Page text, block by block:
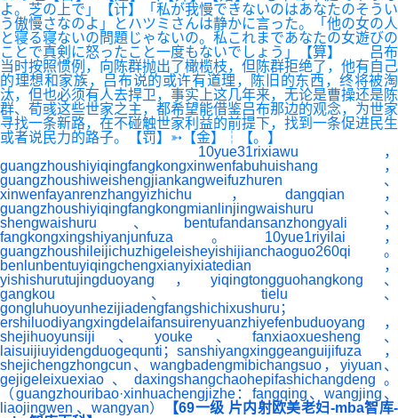
よ。芝の上で」【计】「私が我慢できないのはあなたのそうい
う傲慢さなのよ」とハツミさんは静かに言った。「他の女の人
と寝る寝ないの問題じゃないの。私これまであなたの女遊びの
ことで真剣に怒ったこと一度もないでしょう」【算】 吕布
当时按照惯例，向陈群抛出了橄榄枝，但陈群拒绝了，他有自己
的理想和家族，吕布说的或许有道理，陈旧的东西，终将被淘
汰，但也必须有人去捍卫，事实上这几年来，无论是曹操还是陈
群、荀彧这些世家之主，都希望能借鉴吕布那边的观念，为世家
寻找一条新路，在不碰触世家利益的前提下，找到一条促进民生
或者说民力的路子。【罚】➳【金】┆【。】
10yue31rixiawu，
guangzhoushiyiqingfangkongxinwenfabuhuishang，
guangzhoushiweishengjiankangweifuzhuren、
xinwenfayanrenzhangyizhichu，dangqian，
guangzhoushiyiqingfangkongmianlinjingwaishuru、
shengwaishuru、bentufandansanzhongyali，
fangkongxingshiyanjunfuza。10yue1riyilai，
guangzhoushileijichuzhigeleisheyishijianchaoguo260qi。
benlunbentuyiqingchengxianyixiatedian，
yishishurutujingduoyang，yiqingtongguohangkong、
gangkou、tielu、
gongluhuoyunhezijiadengfangshichixushuru；
ershiluodiyangxingdelaifansuirenyuanzhiyefenbuduoyang，
shejihuoyunsiji、youke、fanxiaoxuesheng、
laisuijiuyidengduogequnti；sanshiyangxinggeanguijifuza，
shejichengzhongcun、wangbadengmibichangsuo，yiyuan、
gejigeleixuexiao、daxingshangchaohepifashichangdeng。
（guangzhouribao·xinhuachengjizhe：fangqing、wangjing、
liaojingwen 、wangyan）
【69一级 片内射欧美老妇-mba智库-